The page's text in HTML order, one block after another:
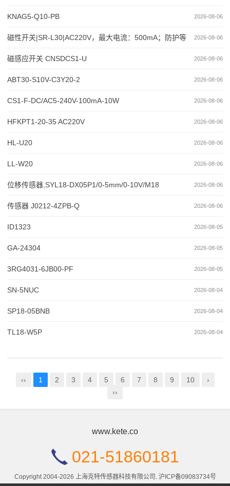
2026-08-06
KNAG5-Q10-PB
2026-08-06
磁性开关|SR-L30|AC220V，最大电流：500mA；防护等
级：IP68 2026-08-06
磁感应开关 CNSDCS1-U
2026-08-06
ABT30-S10V-C3Y20-2
2026-08-06
CS1-F-DC/AC5-240V-100mA-10W
2026-08-06
HFKPT1-20-35 AC220V
2026-08-06
HL-U20
2026-08-06
LL-W20
2026-08-06
位移传感器,SYL18-DX05P1/0-5mm/0-10V/M18
2026-08-06
传感器 J0212-4ZPB-Q
2026-08-05
ID1323
2026-08-05
GA-24304
2026-08-05
3RG4031-6JB00-PF
2026-08-04
SN-5NUC
2026-08-04
SP18-05BNB
2026-08-04
TL18-W5P
‹‹ 1 2 3 4 5 6 7 8 9 10
›
››
www.kete.co
021-51860181
Copyright 2004-2026 上海克特传感器科技有限公司. 沪ICP备09083734号